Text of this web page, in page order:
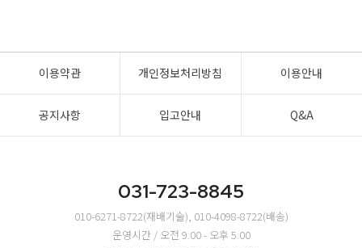
이용약관 개인정보처리방침 이용안내
공지사항 입고안내 Q&A
031-723-8845
010-6271-8722(재배기술), 010-4098-8722(배송)
운영시간 / 오전 9:00 - 오후 5:00